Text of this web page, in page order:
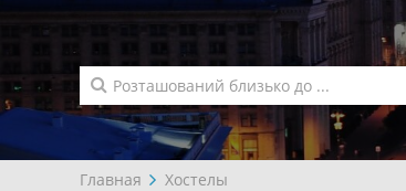
Главная Хостелы